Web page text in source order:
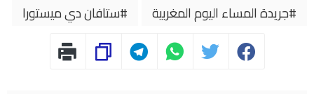
جريدة المساء اليوم المغربية
ستافان دي ميستورا